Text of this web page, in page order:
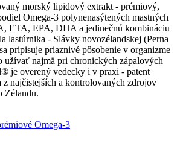
morský lipidový extrakt - prémiový,
Omega-3 polynenasýtených mastných
ETA, EPA, DHA a jedinečnú kombináciu
lastúrnika - Slávky novozélandskej (Perna
pripisuje priaznivé pôsobenie v organizme
užívať najmä pri chronických zápalových
je overený vedecky i v praxi - patent
z najčistejších a kontrolovaných zdrojov
Zélandu.
Omega-3